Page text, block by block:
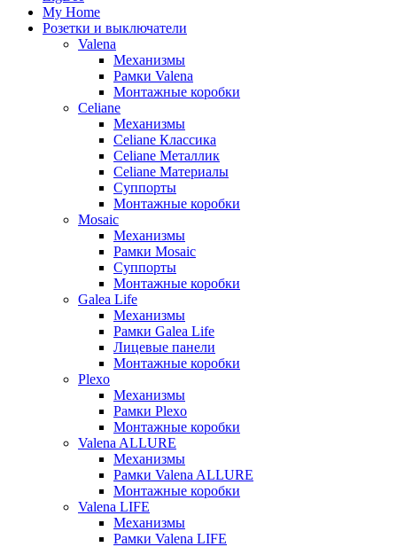
My Home
Розетки и выключатели
Valena
Механизмы
Рамки Valena
Монтажные коробки
Celiane
Механизмы
Celiane Классика
Celiane Металлик
Celiane Материалы
Суппорты
Монтажные коробки
Mosaic
Механизмы
Рамки Mosaic
Суппорты
Монтажные коробки
Galea Life
Механизмы
Рамки Galea Life
Лицевые панели
Монтажные коробки
Plexo
Механизмы
Рамки Plexo
Монтажные коробки
Valena ALLURE
Механизмы
Рамки Valena ALLURE
Монтажные коробки
Valena LIFE
Механизмы
Рамки Valena LIFE